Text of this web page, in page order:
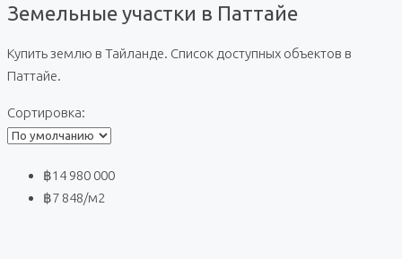
Земельные участки в Паттайе
Купить землю в Тайланде. Список доступных объектов в
Паттайе.
Сортировка:
฿14 980 000
฿7 848/м2